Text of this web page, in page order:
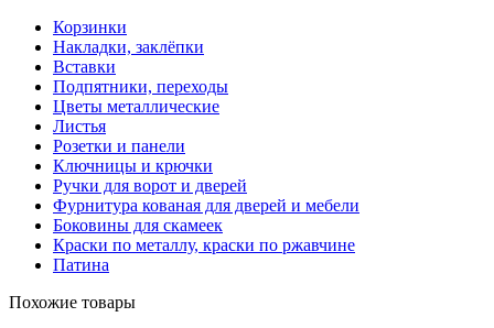
Корзинки
Накладки, заклёпки
Вставки
Подпятники, переходы
Цветы металлические
Листья
Розетки и панели
Ключницы и крючки
Ручки для ворот и дверей
Фурнитура кованая для дверей и мебели
Боковины для скамеек
Краски по металлу, краски по ржавчине
Патина
Похожие товары